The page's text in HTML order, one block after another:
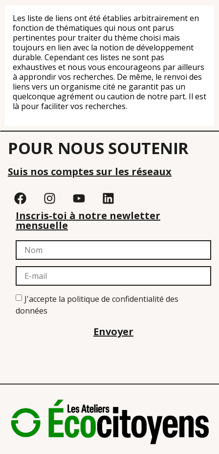
Les liste de liens ont été établies arbitrairement en
fonction de thématiques qui nous ont parus
pertinentes pour traiter du thème choisi mais
toujours en lien avec la notion de développement
durable. Cependant ces listes ne sont pas
exhaustives et nous vous encourageons par ailleurs
à approndir vos recherches. De même, le renvoi des
liens vers un organisme cité ne garantit pas un
quelconque agrément ou caution de notre part. Il est
là pour faciliter vos recherches.
POUR NOUS SOUTENIR
Suis nos comptes sur les réseaux
Inscris-toi à notre newletter
mensuelle
J'accepte la politique de confidentialité des
données
Envoyer